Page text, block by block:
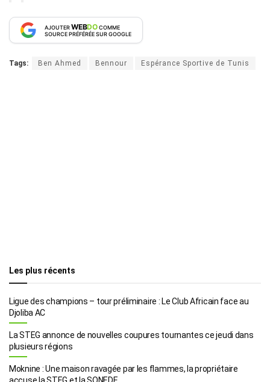
AJOUTERWEBDOCOMME
SOURCE PRÉFÉRÉE SUR GOOGLE
Tags: Ben Ahmed Bennour Espérance Sportive de Tunis
Les plus récents
Ligue des champions – tour préliminaire : Le Club Africain face au
Djoliba AC
La STEG annonce de nouvelles coupures tournantes ce jeudi dans
plusieurs régions
Moknine : Une maison ravagée par les flammes, la propriétaire
accuse la STEG et la SONEDE